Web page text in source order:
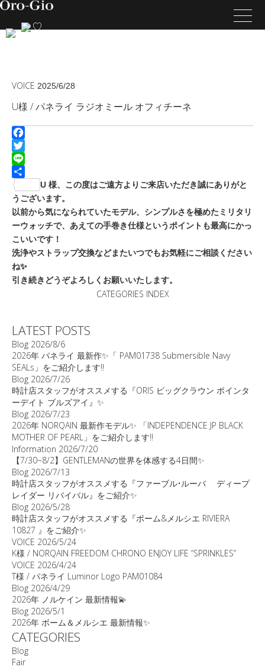
VOICE 2025/6/28
U様 / パネライ ラジオミール オフィチーネ
Facebook
Twitter
Line
共
有
U 様、この度はご遠方よりご来店いただき誠にありがと
うございます。
以前から気になられていたモデル、シンプルさを極めたミリタリ
ーウォッチで、あえての手巻き仕様というポイントも最高にかっ
こいいです！
洗浄やストラップ交換などまたいつでもお気軽にご相談ください
ね✨
引き続きどうぞよろしくお願いいたします。
CATEGORIES INDEX
LATEST POSTS
Blog 2026/8/6
2026年 パネライ 最新作✨「 PAM01738 Submersible Navy
SEALs」をご紹介します‼️
Blog 2026/7/26
時計店スタッフがオススメする『ORIS ビッグクラウン ポインタ
ーデイト ブルズアイ』✨
Blog 2026/7/23
2026年 NORQAIN 最新作モデル✨ 「INDEPENDENCE JP BLACK
MOTHER OF PEARL」をご紹介します‼️
Information 2026/7/20
【7/30~8/2】GENTLEMANの世界を体感する4日間✨
Blog 2026/7/13
時計店スタッフがオススメする『ファーブル•ルーバ ディープ
レイダー リバイバル』をご紹介✨
Blog 2026/5/28
時計店スタッフがオススメする『ボーム&メルシエ RIVIERA
10827 』をご紹介✨
VOICE 2026/5/24
K様 / NORQAIN FREEDOM CHRONO ENJOY LIFE “SPRINKLES”
VOICE 2026/4/24
T様 / パネライ Luminor Logo PAM01084
Blog 2026/4/29
2026年 ノルケイン 最新情報💫
Blog 2026/5/1
2026年 ボーム＆メルシエ 最新情報✨
CATEGORIES
Blog
Fair